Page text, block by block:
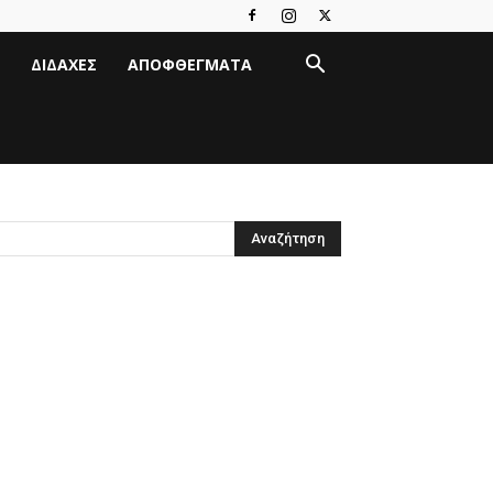
ΔΙΔΑΧΈΣ ΑΠΟΦΘΈΓΜΑΤΑ